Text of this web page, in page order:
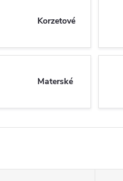
Korzetové
Materské